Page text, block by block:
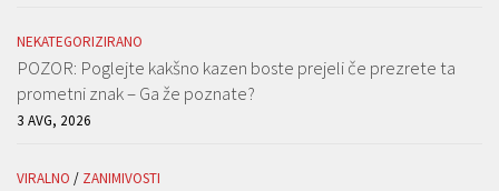
NEKATEGORIZIRANO
POZOR: Poglejte kakšno kazen boste prejeli če prezrete ta
prometni znak – Ga že poznate?
3 AVG, 2026
VIRALNO / ZANIMIVOSTI